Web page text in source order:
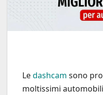
Ledashcam sono
moltissimi